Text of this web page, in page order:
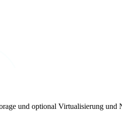
und optional Virtualisierung